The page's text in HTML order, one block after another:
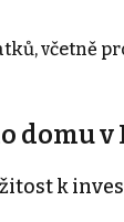
včetně
domu
k